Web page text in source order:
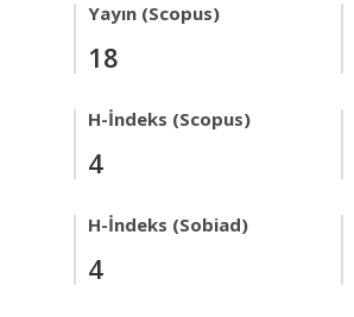
Yayın (Scopus)
18
H-İndeks (Scopus)
4
H-İndeks (Sobiad)
4